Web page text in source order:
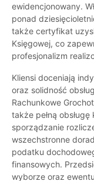
ewidencjonowany.
ponad
także certyfikat
Księgowej, co
profesjonalizm
Kliensi doceniają
oraz solidność
Rachunkowe
także pełną
sporządzanie
wszechstronne
podatku
finansowych.
wyborze oraz